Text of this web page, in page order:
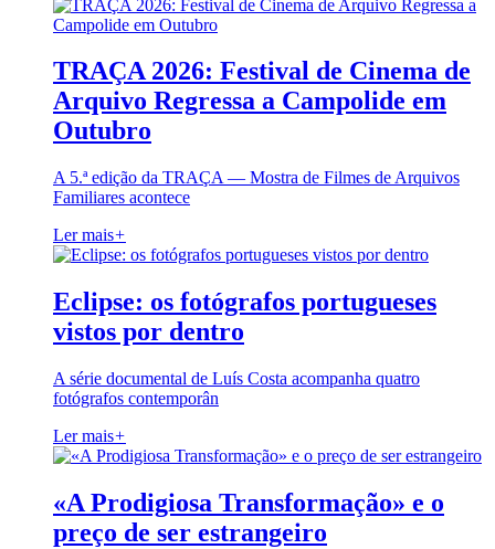
TRAÇA 2026: Festival de Cinema de
Arquivo Regressa a Campolide em
Outubro
A 5.ª edição da TRAÇA — Mostra de Filmes de Arquivos
Familiares acontece
Ler mais+
Eclipse: os fotógrafos portugueses
vistos por dentro
A série documental de Luís Costa acompanha quatro
fotógrafos contemporân
Ler mais+
«A Prodigiosa Transformação» e o
preço de ser estrangeiro